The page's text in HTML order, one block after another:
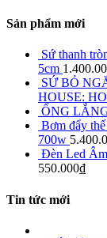
Sản phẩm mới
Sứ thanh
5cm
SỨ BỎ
HOUSE:
ỐNG
Bơm đẩy
700w
Đèn Led
550.000₫
Tin tức mới